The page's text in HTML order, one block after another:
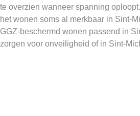
te overzien wanneer spanning
het wonen soms al merkbaar in Sint-
GGZ-beschermd wonen passend in
zorgen voor onveiligheid of in Sint-